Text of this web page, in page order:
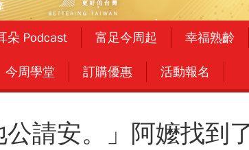
朵 Podcast 富足今周起 幸福熟齡
今周學堂 訂購優惠 活動報名
公請安。」阿嬤找到